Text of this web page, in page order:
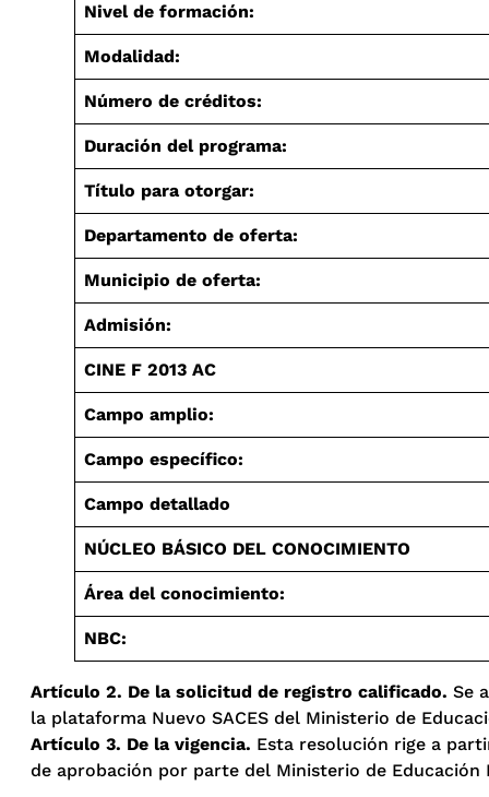
Nivel de formación:
Modalidad:
Número de créditos:
Duración del programa:
Título para otorgar:
Departamento de oferta:
Municipio de oferta:
Admisión:
CINE F 2013 AC
Campo amplio:
Campo específico:
Campo detallado
NÚCLEO BÁSICO DEL CONOCIMIENTO
Área del conocimiento:
NBC:
Artículo 2. De la solicitud de registro calificado. Se
la plataforma Nuevo SACES del Ministerio de
Artículo 3. De la vigencia. Esta resolución rige a
de aprobación por parte del Ministerio de